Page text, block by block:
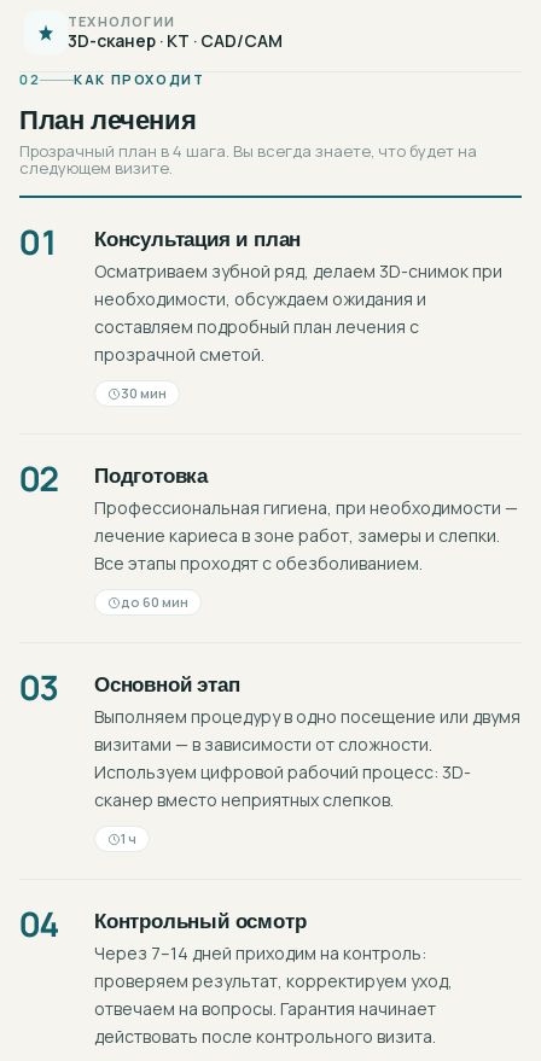
ТЕХНОЛОГИИ
3D-сканер · КТ · CAD/CAM
02 КАК ПРОХОДИТ
План лечения
Прозрачный план в 4 шага. Вы всегда знаете, что будет на
следующем визите.
01 Консультация и план
Осматриваем зубной ряд, делаем 3D-снимок при
необходимости, обсуждаем ожидания и
составляем подробный план лечения с
прозрачной сметой.
30 мин
02 Подготовка
Профессиональная гигиена, при необходимости —
лечение кариеса в зоне работ, замеры и слепки.
Все этапы проходят с обезболиванием.
до 60 мин
03 Основной этап
Выполняем процедуру в одно посещение или двумя
визитами — в зависимости от сложности.
Используем цифровой рабочий процесс: 3D-
сканер вместо неприятных слепков.
1 ч
04 Контрольный осмотр
Через 7–14 дней приходим на контроль:
проверяем результат, корректируем уход,
отвечаем на вопросы. Гарантия начинает
действовать после контрольного визита.